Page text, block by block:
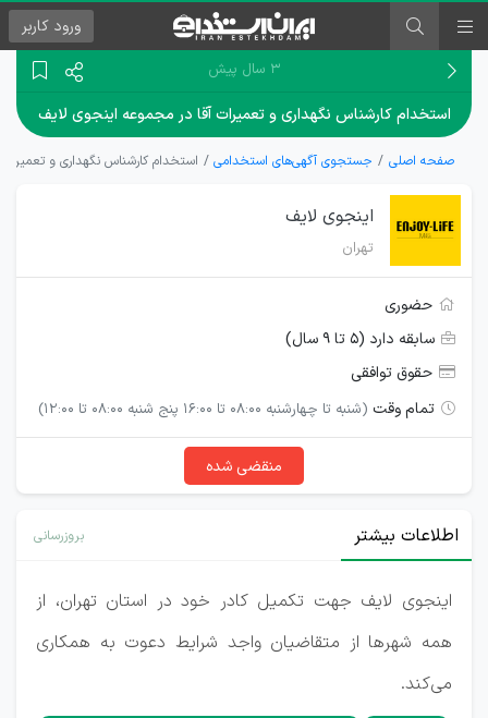
ورود کاربر
۳ سال پیش
استخدام کارشناس نگهداری و تعمیرات آقا در مجموعه اینجوی لایف
صفحه اصلی جستجوی آگهی‌های استخدامی استخدام کارشناس نگهداری و
اینجوی لایف
تهران
حضوری
سابقه دارد (۵ تا ۹ سال)
حقوق توافقی
تمام وقت (شنبه تا چهارشنبه 08:00 تا 16:00 پنج شنبه 08:00 تا 12:00)
منقضی شده
اطلاعات بیشتر بروزرسانی
اینجوی لایف جهت تکمیل کادر خود در استان تهران، از
همه شهرها از متقاضیان واجد شرایط دعوت به همکاری
می‌کند.